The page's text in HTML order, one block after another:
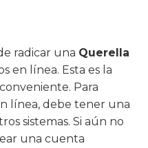
radicar una Querella
en línea. Esta es la
Para
línea, debe tener una
sistemas. Si aún no
una cuenta